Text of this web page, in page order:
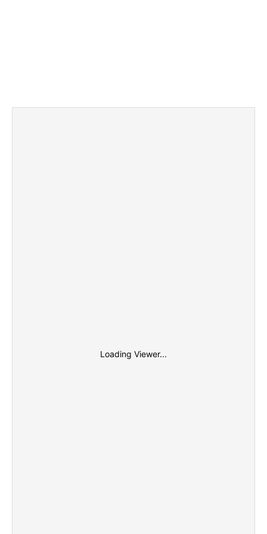
Loading Viewer...